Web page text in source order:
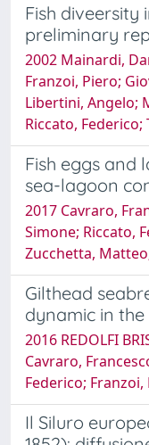
Fish diveersity
preliminary
2002 Mainardi,
Franzoi, Piero;
Libertini, Angelo;
Riccato,
Fish eggs and
sea-lagoon
2017 Cavraro,
Simone; Riccato,
Zucchetta,
Gilthead
dynamic in
2016 REDOLFI
Cavraro,
Federico; Franzoi,
Il Siluro